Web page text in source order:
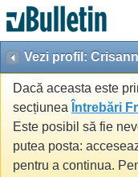
Vezi profil:
Dacă aceasta este
secțiunea Întrebări
Este posibil să fie
putea posta:
pentru a continua.